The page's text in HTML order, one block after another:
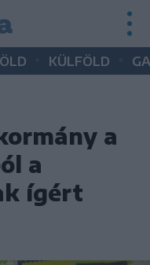
KÜLFÖLD
a
a
ígért